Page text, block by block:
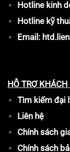
Hotline kinh
Hotline kỹ
Email:
HỖ TRỢ KHÁCH
Tìm kiếm đại
Liên hệ
Chính sách
Chính sách